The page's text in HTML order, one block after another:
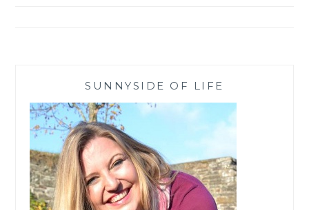
SUNNYSIDE OF LIFE